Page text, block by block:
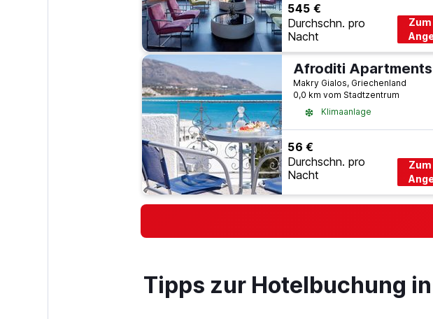
545 €
Durchschn. pro
Nacht
Zum
Afroditi Apartments
Makry Gialos, Griechenland
0,0 km vom Stadtzentrum
Klimaanlage
56 €
Durchschn. pro
Nacht
Zum
Tipps zur Hotelbuchung